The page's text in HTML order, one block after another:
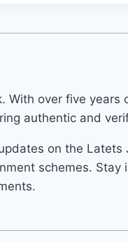
over five years
authentic and
on the Latets
schemes.